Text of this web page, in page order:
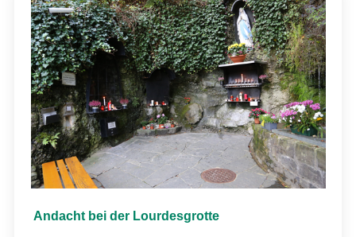
Andacht bei der Lourdesgrotte